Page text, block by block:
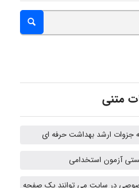
vali
HaddadiMahsa
متنی
آزمون استخدامی